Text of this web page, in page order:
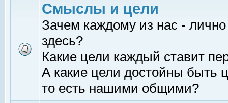
Смыслы и цели
Зачем каждому из нас -
здесь?
Какие цели каждый ставит
А какие цели достойны быть
то есть нашими общими?